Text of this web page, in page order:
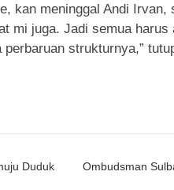
kan meninggal Andi Irvan,
mi juga. Jadi semua
strukturnya,”
Duduk
Ombudsman